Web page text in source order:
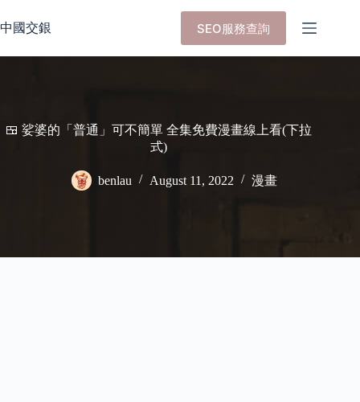
to
content
中國交銀 SEO服務查詢
🍱 娑婆的「普通」可不簡單 全集免費漫畫線上看(下拉
式)
benlau August 11, 2022 漫畫